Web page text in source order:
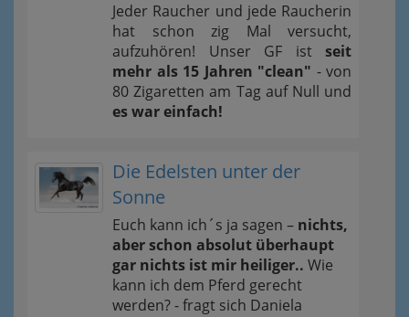
Jeder Raucher und jede Raucherin
hat schon zig Mal versucht,
aufzuhören! Unser GF ist seit
mehr als 15 Jahren "clean" - von
80 Zigaretten am Tag auf Null und
es war einfach!
Die Edelsten unter der
Sonne
Euch kann ich´s ja sagen – nichts,
aber schon absolut überhaupt
gar nichts ist mir heiliger.. Wie
kann ich dem Pferd gerecht
werden? - fragt sich Daniela